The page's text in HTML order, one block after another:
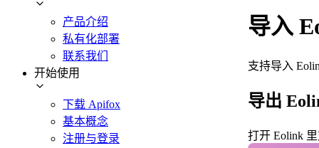
产品介绍
私有化部署
联系我们
开始使用
下载 Apifox
基本概念
注册与登录
导入
支持导入
导出
打开 Eolink